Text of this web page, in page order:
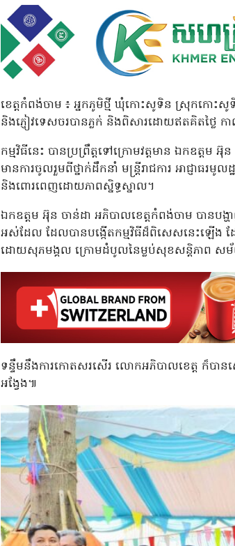
ខេត្តកំពង់ចាម ៖ អ្នកភូមិថ្មី ឃុំកោះសូទិន ស្រុកកោះសូទិ
និងភ្ញៀវទេសចរបានភ្លក់ និងពិសារដោយឥតគិតថ្លៃ ក
កម្មវិធីនេះ បានប្រព្រឹត្តទៅក្រោមវត្តមាន ឯកឧត្តម
មានការចូលរួមពីថ្នាក់ដឹកនាំ មន្ត្រីរាជការ អាជ្ញាធរ
និងពោរពេញដោយភាពស្និទ្ធស្នាល។
ឯកឧត្តម អ៊ុន ចាន់ដា អភិបាលខេត្តកំពង់ចាម បានបង្
អស់ដែល ដែលបានបង្កើតកម្មវិធីដ៏ពិសេសនេះឡើង
ដោយសុភមង្គល ក្រោមដំបូលនៃម្លប់សុខសន្តិភាព ស
ទន្ទឹមនឹងការកោតសរសើរ លោកអភិបាលខេត្ត ក៏បាន
អង្វែង៕